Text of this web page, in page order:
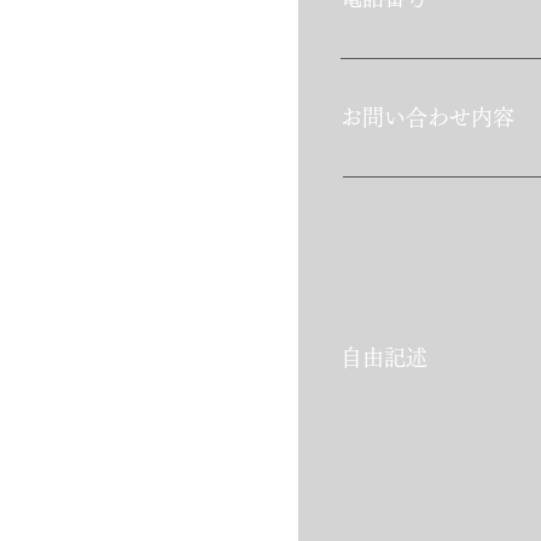
​お問い合わせ内容
​自由記述